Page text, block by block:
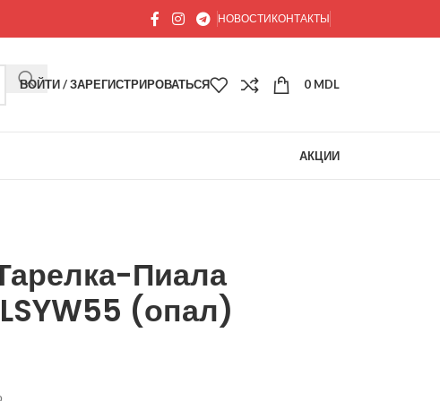
НОВОСТИКОНТАКТЫ
ВОЙТИ / ЗАРЕГИСТРИРОВАТЬСЯ 0 MDL
АКЦИИ
Пиала
(опал)